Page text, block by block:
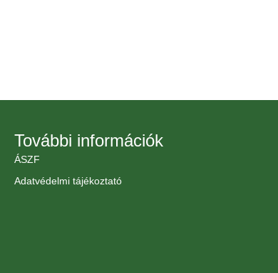
További információk
ÁSZF
Adatvédelmi tájékoztató